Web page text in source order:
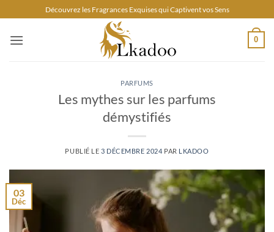
au
contenu
Découvrez les Fragrances Exquises qui Captivent vos Sens
0
PARFUMS
Les mythes sur les parfums
démystifiés
PUBLIÉ LE 3 DÉCEMBRE 2024 PAR LKADOO
03
Déc